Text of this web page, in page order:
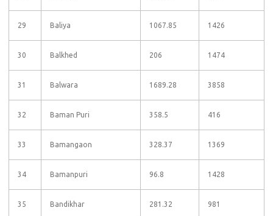
29 Baliya 1067.85 1426
30 Balkhed 206 1474
31 Balwara 1689.28 3858
32 Baman Puri 358.5 416
33 Bamangaon 328.37 1369
34 Bamanpuri 96.8 1428
35 Bandikhar 281.32 981